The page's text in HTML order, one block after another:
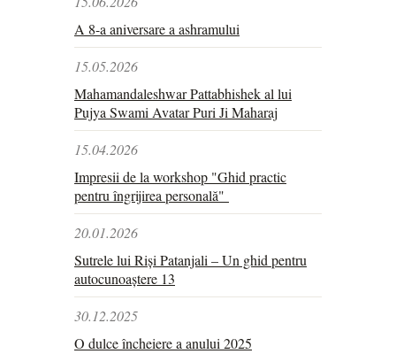
A 8-a aniversare a ashramului
15.05.2026
Mahamandaleshwar Pattabhishek al lui
Pujya Swami Avatar Puri Ji Maharaj
15.04.2026
Impresii de la workshop "Ghid practic
pentru îngrijirea personală"
20.01.2026
Sutrele lui Riși Patanjali – Un ghid pentru
autocunoaștere 13
30.12.2025
O dulce încheiere a anului 2025